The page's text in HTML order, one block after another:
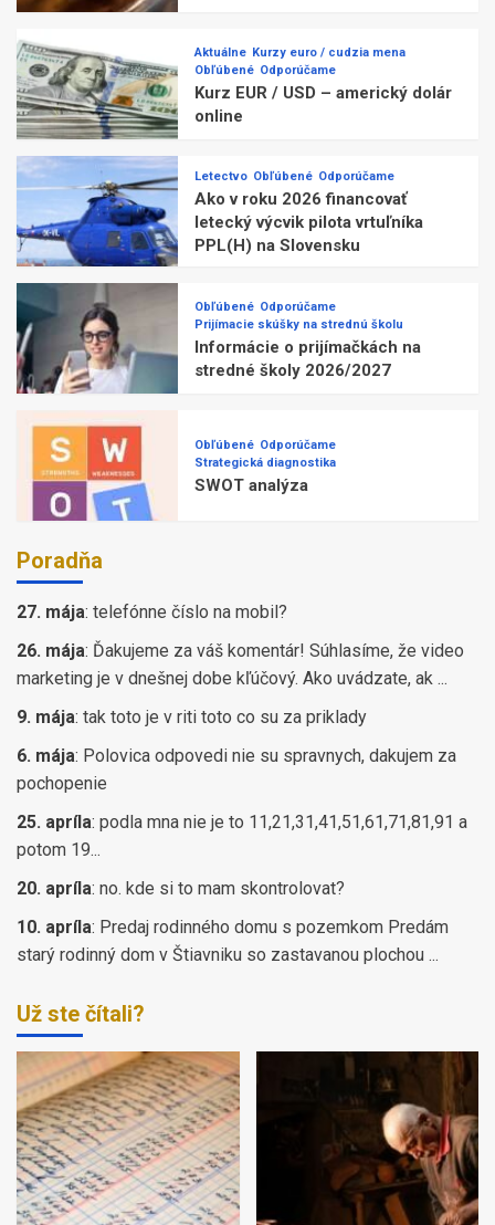
Aktuálne Kurzy euro / cudzia mena
Obľúbené Odporúčame
Kurz EUR / USD – americký dolár
online
Letectvo Obľúbené Odporúčame
Ako v roku 2026 financovať
letecký výcvik pilota vrtuľníka
PPL(H) na Slovensku
Obľúbené Odporúčame
Prijímacie skúšky na strednú školu
Informácie o prijímačkách na
stredné školy 2026/2027
Obľúbené Odporúčame
Strategická diagnostika
SWOT analýza
Poradňa
27. mája: telefónne číslo na mobil?
26. mája: Ďakujeme za váš komentár! Súhlasíme, že video
marketing je v dnešnej dobe kľúčový. Ako uvádzate, ak ...
9. mája: tak toto je v riti toto co su za priklady
6. mája: Polovica odpovedi nie su spravnych, dakujem za
pochopenie
25. apríla: podla mna nie je to 11,21,31,41,51,61,71,81,91 a
potom 19...
20. apríla: no. kde si to mam skontrolovat?
10. apríla: Predaj rodinného domu s pozemkom Predám
starý rodinný dom v Štiavniku so zastavanou plochou ...
Už ste čítali?